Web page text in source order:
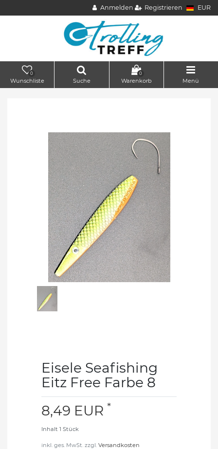
Anmelden Registrieren EUR
0
Wunschliste Suche
0
Warenkorb Menü
Eisele Seafishing
Eitz Free Farbe 8
8,49 EUR *
Inhalt 1 Stück
inkl. ges. MwSt. zzgl. Versandkosten